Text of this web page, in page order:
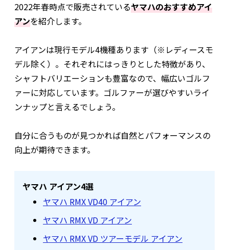
2022年春時点で販売されているヤマハのおすすめアイ
アンを紹介します。
アイアンは現行モデル4機種あります（※レディースモ
デル除く）。それぞれにはっきりとした特徴があり、
シャフトバリエーションも豊富なので、幅広いゴルフ
ァーに対応しています。ゴルファーが選びやすいライ
ンナップと言えるでしょう。
自分に合うものが見つかれば自然とパフォーマンスの
向上が期待できます。
ヤマハ アイアン4選
ヤマハ RMX VD40 アイアン
ヤマハ RMX VD アイアン
ヤマハ RMX VD ツアーモデル アイアン